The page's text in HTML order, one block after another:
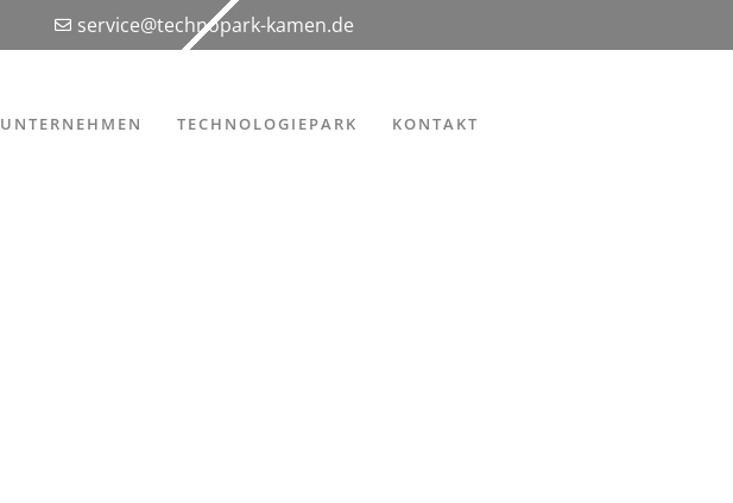
service@technopark-kamen.de
UNTERNEHMEN TECHNOLOGIEPARK KONTAKT